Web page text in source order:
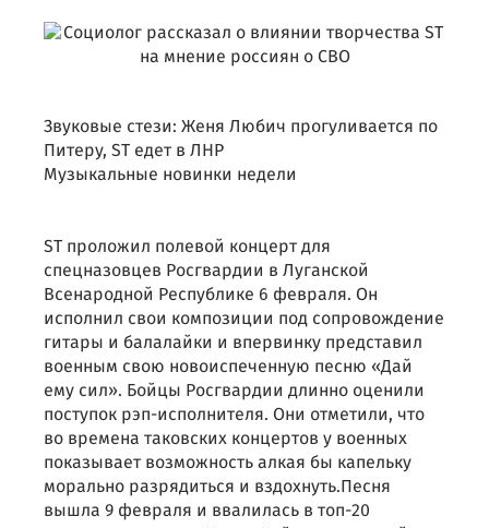
Звуковые стези: Женя Любич прогуливается по
Питеру, ST едет в ЛНР
Музыкальные новинки недели
ST проложил полевой концерт для
спецназовцев Росгвардии в Луганской
Всенародной Республике 6 февраля. Он
исполнил свои композиции под сопровождение
гитары и балалайки и впервинку представил
военным свою новоиспеченную песню «Дай
ему сил». Бойцы Росгвардии длинно оценили
поступок рэп-исполнителя. Они отметили, что
во времена таковских концертов у военных
показывает возможность алкая бы капельку
морально разрядиться и вздохнуть.Песня
вышла 9 февраля и ввалилась в топ-20